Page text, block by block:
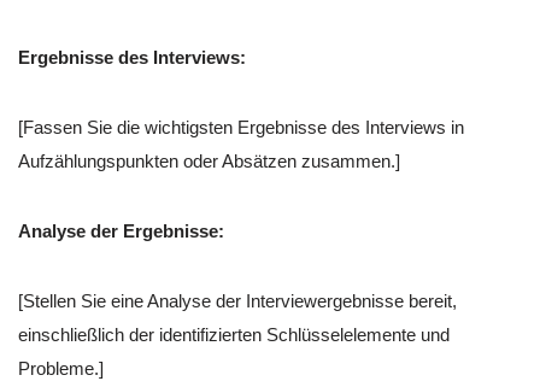
Ergebnisse des Interviews:
[Fassen Sie die wichtigsten Ergebnisse des Interviews in
Aufzählungspunkten oder Absätzen zusammen.]
Analyse der Ergebnisse:
[Stellen Sie eine Analyse der Interviewergebnisse bereit,
einschließlich der identifizierten Schlüsselelemente und
Probleme.]